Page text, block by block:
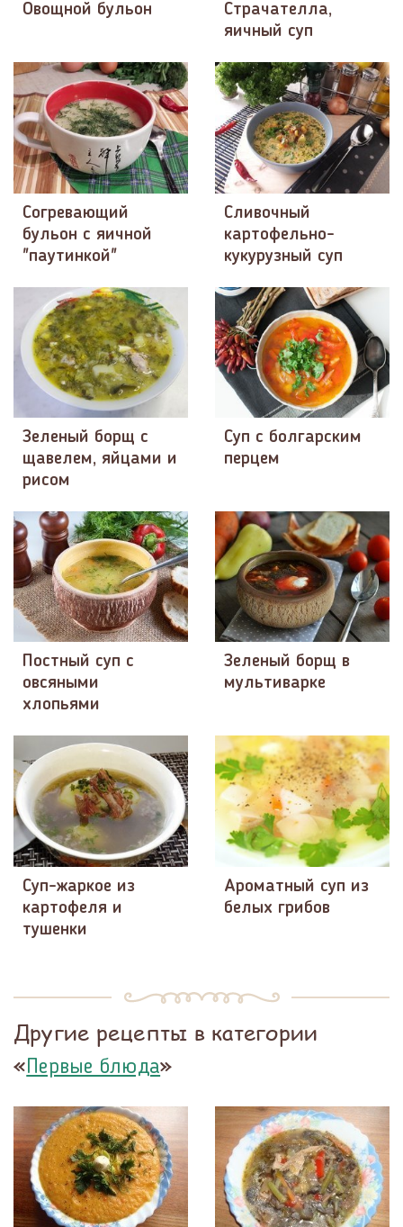
Овощной бульон
Страчателла,
яичный суп
Согревающий
бульон с яичной
"паутинкой"
Сливочный
картофельно-
кукурузный суп
Зеленый борщ с
щавелем, яйцами и
рисом
Суп с болгарским
перцем
Постный суп с
овсяными
хлопьями
Зеленый борщ в
мультиварке
Суп-жаркое из
картофеля и
тушенки
Ароматный суп из
белых грибов
Другие рецепты в категории
«Первые блюда»